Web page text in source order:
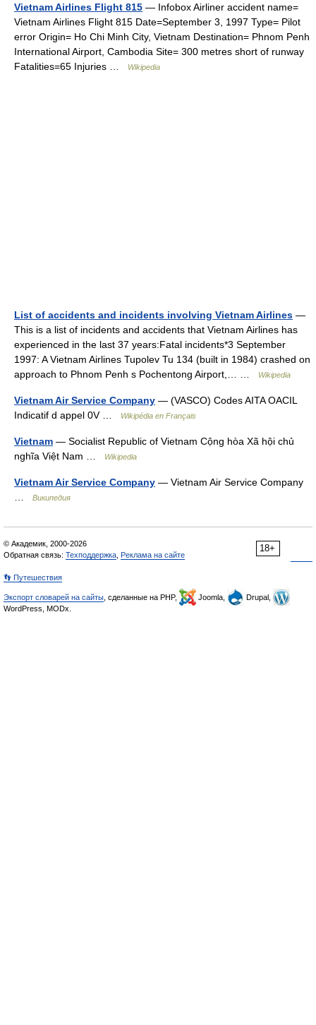
Vietnam Airlines Flight 815 — Infobox Airliner accident name=
Vietnam Airlines Flight 815 Date=September 3, 1997 Type= Pilot
error Origin= Ho Chi Minh City, Vietnam Destination= Phnom Penh
International Airport, Cambodia Site= 300 metres short of runway
Fatalities=65 Injuries …
Wikipedia
List of accidents and incidents involving Vietnam Airlines —
This is a list of incidents and accidents that Vietnam Airlines has
experienced in the last 37 years:Fatal incidents*3 September
1997: A Vietnam Airlines Tupolev Tu 134 (built in 1984) crashed on
approach to Phnom Penh s Pochentong Airport,… …
Wikipedia
Vietnam Air Service Company — (VASCO) Codes AITA OACIL
Indicatif d appel 0V …
Wikipédia en Français
Vietnam — Socialist Republic of Vietnam Cộng hòa Xã hội chủ
nghĩa Việt Nam …
Wikipedia
Vietnam Air Service Company — Vietnam Air Service Company
Википедия
18+
© Академик, 2000-2026
Обратная связь: Техподдержка Реклама на сайте
👣 Путешествия
Экспорт словарей на сайты , сделанные на PHP, Joomla,
Drupal,
WordPress, MODx.